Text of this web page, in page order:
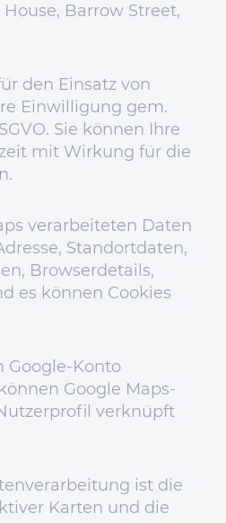
Barrow Street,
den Einsatz von
Einwilligung gem.
Sie können Ihre
mit Wirkung für die
verarbeiteten Daten
Standortdaten,
Browserdetails,
es können Cookies
Google-Konto
Google Maps-
verknüpft
ist die
Karten und die